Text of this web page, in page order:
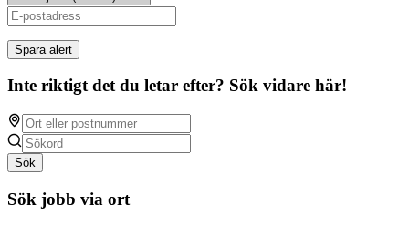
Spara alert
Inte riktigt det du letar efter? Sök vidare här!
Sök
Sök jobb via ort